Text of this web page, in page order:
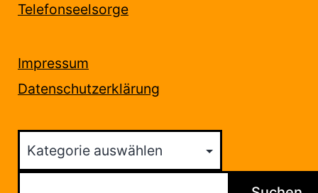
Telefonseelsorge
Impressum
Datenschutzerklärung